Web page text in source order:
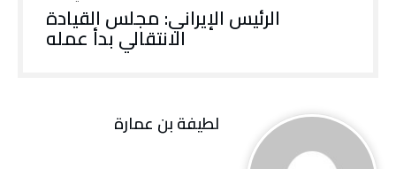
الرئيس الإيراني: مجلس القيادة
الانتقالي بدأ عمله
لطيفة بن عمارة